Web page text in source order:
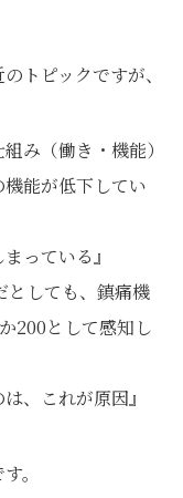
トピックですが、
み（働き・機能）
能が低下してい
っている』
としても、鎮痛機
200として感知し
、これが原因』
。